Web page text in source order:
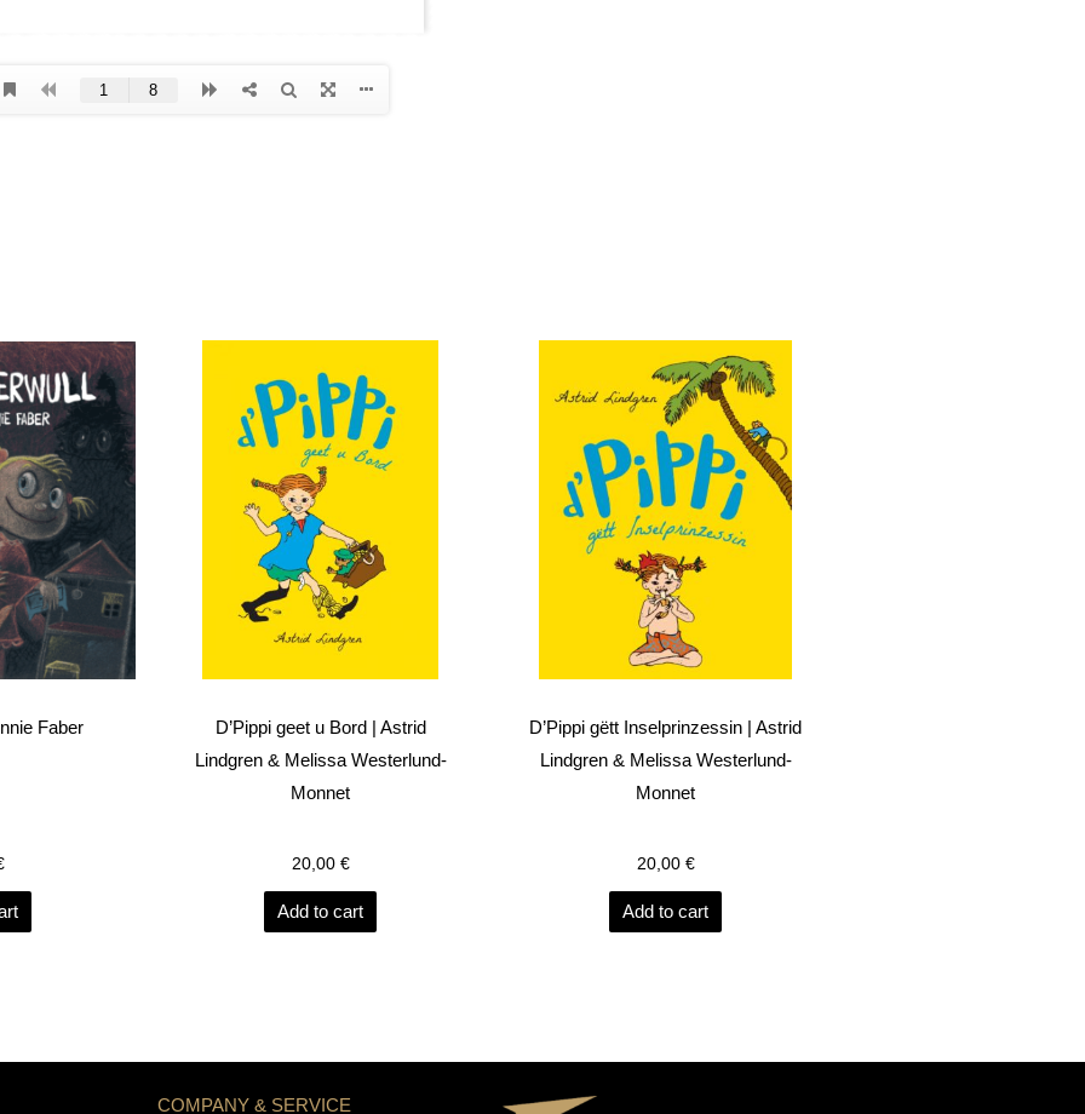
Faber
D’Pippi geet u Bord | Astrid
Lindgren & Melissa Westerlund-
Monnet
20,00 €
Add to cart
D’Pippi gëtt Inselprinzessin | Astrid
Lindgren & Melissa Westerlund-
Monnet
20,00 €
Add to cart
COMPANY & SERVICE